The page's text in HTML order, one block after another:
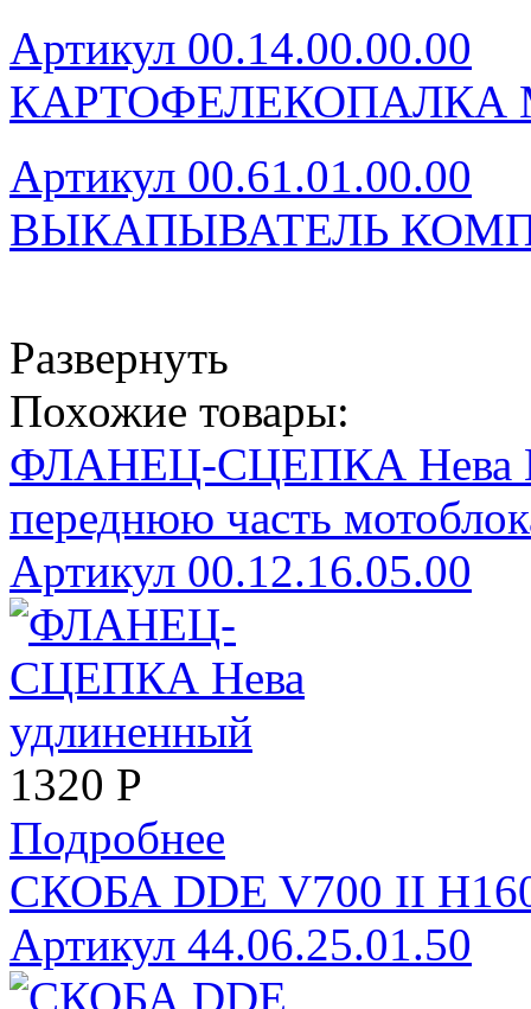
Артикул 00.14.00.00.00
КАРТОФЕЛЕКОПАЛКА
Артикул 00.61.01.00.00
ВЫКАПЫВАТЕЛЬ
Развернуть
Похожие товары:
ФЛАНЕЦ-СЦЕПКА Нева
переднюю часть
Артикул 00.12.16.05.00
1320 Р
Подробнее
СКОБА DDE V700 II
Артикул 44.06.25.01.50